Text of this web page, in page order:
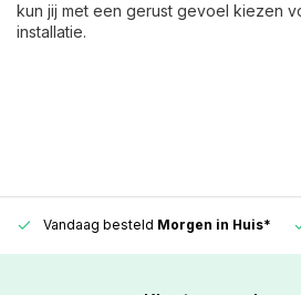
kun jij met een gerust gevoel kiezen
installatie.
Vandaag besteld Morgen in Huis*